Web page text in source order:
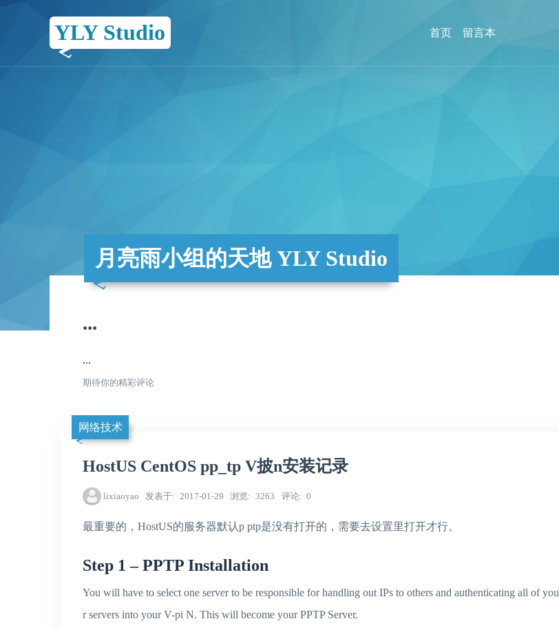
YLY Studio 首页 留言本
月亮雨小组的天地 YLY Studio
...
...
期待你的精彩评论
网络技术
HostUS CentOS pp_tp V披n安装记录
lixiaoyao 发表于 2017-01-29 浏览 3263 评论 0
最重要的，HostUS的服务器默认p ptp是没有打开的，需要去设置里打开才行。
Step 1 – PPTP Installation
You will have to select one server to be responsible for handling out IPs to others and authenticating all of you
r servers into your V-pi N. This will become your PPTP Server.